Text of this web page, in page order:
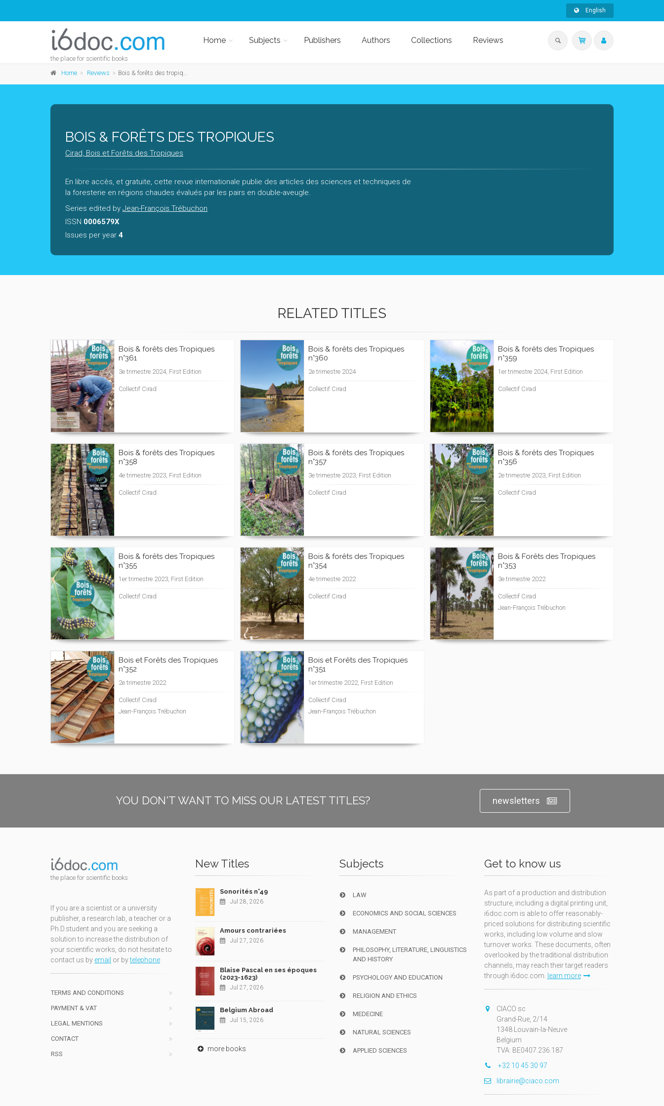
English
the place for scientific books
Home Subjects Publishers Authors Collections Reviews
Home Reviews Bois & forêts des tropiques
BOIS & FORÊTS DES TROPIQUES
Cirad, Bois et Forêts des Tropiques
En libre accès, et gratuite, cette revue internationale publie des articles des sciences et techniques de
la foresterie en régions chaudes évalués par les pairs en double-aveugle.
Series edited by Jean-François Trébuchon
ISSN 0006579X
Issues per year 4
RELATED TITLES
Bois & forêts des Tropiques
n°361
3e trimestre 2024, First Edition
Collectif Cirad
Bois & forêts des Tropiques
n°360
2e trimestre 2024
Collectif Cirad
Bois & forêts des Tropiques
n°359
1er trimestre 2024, First Edition
Collectif Cirad
Bois & forêts des Tropiques
n°358
4e trimestre 2023, First Edition
Collectif Cirad
Bois & forêts des Tropiques
n°357
3e trimestre 2023, First Edition
Collectif Cirad
Bois & forêts des Tropiques
n°356
2e trimestre 2023, First Edition
Collectif Cirad
Bois & forêts des Tropiques
n°355
1er trimestre 2023, First Edition
Collectif Cirad
Bois & forêts des Tropiques
n°354
4e trimestre 2022
Collectif Cirad
Bois & Forêts des Tropiques
n°353
3e trimestre 2022
Collectif Cirad
Jean-François Trébuchon
Bois et Forêts des Tropiques
n°352
2e trimestre 2022
Collectif Cirad
Jean-François Trébuchon
Bois et Forêts des Tropiques
n°351
1er trimestre 2022, First Edition
Collectif Cirad
Jean-François Trébuchon
YOU DON'T WANT TO MISS OUR LATEST TITLES? newsletters
the place for scientific books
If you are a scientist or a university
publisher, a research lab, a teacher or a
Ph.D.student and you are seeking a
solution to increase the distribution of
your scientific works, do not hesitate to
contact us by email or bytelephone
TERMS AND CONDITIONS
PAYMENT & VAT
LEGAL MENTIONS
CONTACT
RSS
New Titles
Sonorités n°49
Jul 28, 2026
Amours contrariées
Jul 27, 2026
Blaise Pascal en ses époques
(2023-1623)
Jul 27, 2026
Belgium Abroad
Jul 15, 2026
more books
Subjects
LAW
ECONOMICS AND SOCIAL SCIENCES
MANAGEMENT
PHILOSOPHY, LITERATURE, LINGUISTICS
AND HISTORY
PSYCHOLOGY AND EDUCATION
RELIGION AND ETHICS
MEDECINE
NATURAL SCIENCES
APPLIED SCIENCES
Get to know us
As part of a production and distribution
structure, including a digital printing unit,
i6doc.com is able to offer reasonably-
priced solutions for distributing scientific
works, including low volume and slow
turnover works. These documents, often
overlooked by the traditional distribution
channels, may reach their target readers
through i6doc.com.
learn more
CIACO sc
Grand-Rue, 2/14
1348 Louvain-la-Neuve
Belgium
TVA: BE0407.236.187
+32 10 45 30 97
librairie@ciaco.com